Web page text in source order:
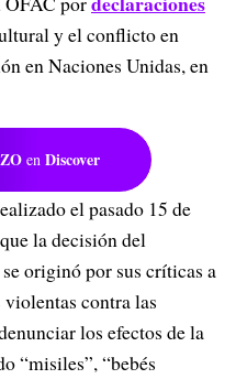
y el conflicto en
en Naciones Unidas, en
en Discover
el pasado 15 de
la decisión del
originó por sus críticas a
contra las
los efectos de la
“misiles”, “bebés